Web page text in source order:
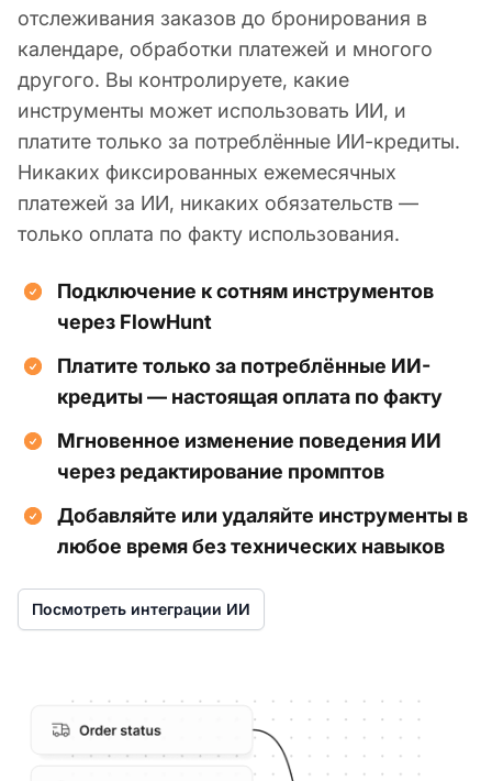
отслеживания заказов до бронирования в
календаре, обработки платежей и многого
другого. Вы контролируете, какие
инструменты может использовать ИИ, и
платите только за потреблённые ИИ-кредиты.
Никаких фиксированных ежемесячных
платежей за ИИ, никаких обязательств —
только оплата по факту использования.
Подключение к сотням инструментов
через FlowHunt
Платите только за потреблённые ИИ-
кредиты — настоящая оплата по факту
Мгновенное изменение поведения ИИ
через редактирование промптов
Добавляйте или удаляйте инструменты в
любое время без технических навыков
Посмотреть интеграции ИИ